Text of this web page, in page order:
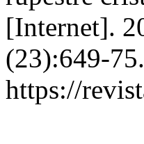
[Internet].
(23):649-
https://